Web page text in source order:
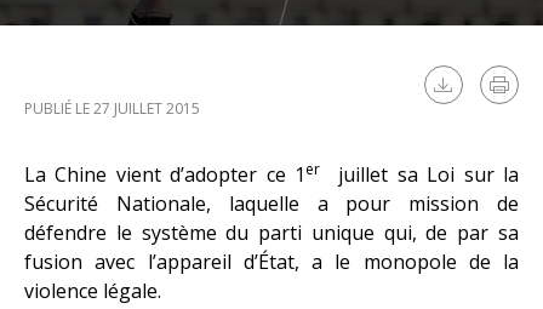
PUBLIÉ LE 27 JUILLET 2015
La Chine vient d’adopter ce 1 er
juillet sa Loi sur la
Sécurité Nationale, laquelle a pour mission de
défendre le système du parti unique qui, de par sa
fusion avec l’appareil d’État, a le monopole de la
violence légale.